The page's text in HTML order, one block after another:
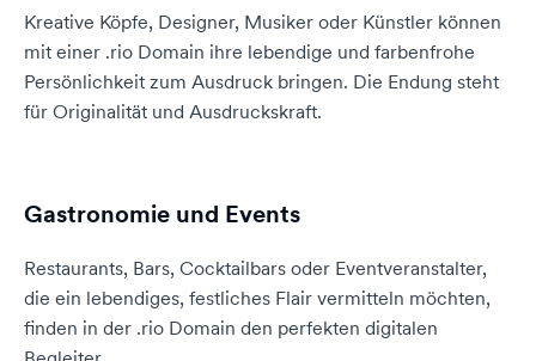
Kreative Köpfe, Designer, Musiker oder Künstler können
mit einer .rio Domain ihre lebendige und farbenfrohe
Persönlichkeit zum Ausdruck bringen. Die Endung steht
für Originalität und Ausdruckskraft.
Gastronomie und Events
Restaurants, Bars, Cocktailbars oder Eventveranstalter,
die ein lebendiges, festliches Flair vermitteln möchten,
finden in der .rio Domain den perfekten digitalen